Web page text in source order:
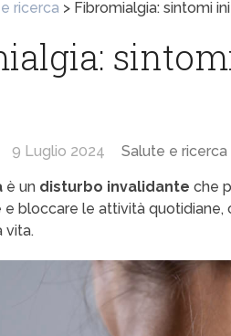
ricerca > Fibromialgia: sintomi
9 Luglio 2024 Salute e ricerca
è un disturbo invalidante che
e bloccare le attività
vita.